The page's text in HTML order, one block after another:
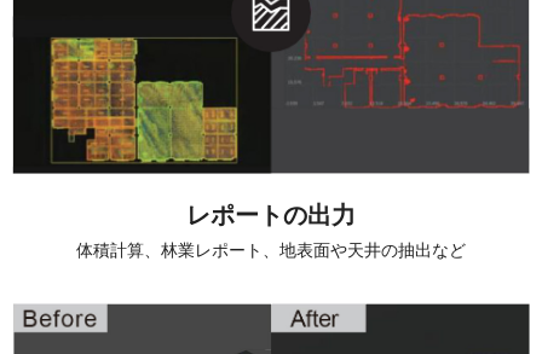
レポートの出力
体積計算、林業レポート、地表面や天井の抽出など